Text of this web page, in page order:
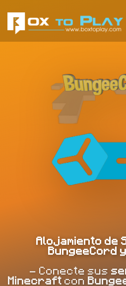
Alojamiento de
BungeeCord
- Conecte sus
Minecraft con